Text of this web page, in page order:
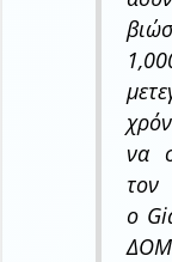
να
ο
ΔΟΜ